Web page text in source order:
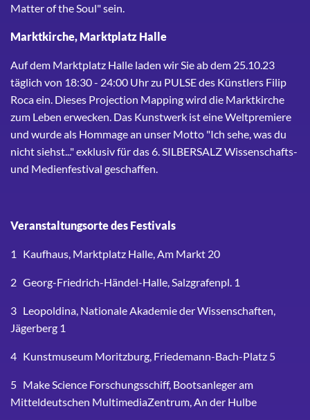
Matter of the Soul" sein.
Marktkirche, Marktplatz Halle
Auf dem Marktplatz Halle laden wir Sie ab dem 25.10.23
täglich von 18:30 - 24:00 Uhr zu PULSE des Künstlers Filip
Roca ein. Dieses Projection Mapping wird die Marktkirche
zum Leben erwecken. Das Kunstwerk ist eine Weltpremiere
und wurde als Hommage an unser Motto "Ich sehe, was du
nicht siehst..." exklusiv für das 6. SILBERSALZ Wissenschafts-
und Medienfestival geschaffen.
Veranstaltungsorte des Festivals
1 Kaufhaus, Marktplatz Halle, Am Markt 20
2 Georg-Friedrich-Händel-Halle, Salzgrafenpl. 1
3 Leopoldina, Nationale Akademie der Wissenschaften,
Jägerberg 1
4 Kunstmuseum Moritzburg, Friedemann-Bach-Platz 5
5 Make Science Forschungsschiff, Bootsanleger am
Mitteldeutschen MultimediaZentrum, An der Hulbe